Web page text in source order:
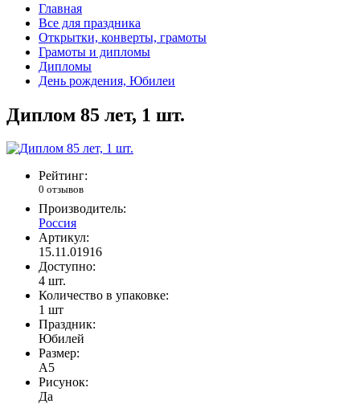
Главная
Все для праздника
Открытки, конверты, грамоты
Грамоты и дипломы
Дипломы
День рождения, Юбилеи
Диплом 85 лет, 1 шт.
Рейтинг:
0 отзывов
Производитель:
Россия
Артикул:
15.11.01916
Доступно:
4 шт.
Количество в упаковке:
1 шт
Праздник:
Юбилей
Размер:
А5
Рисунок:
Да